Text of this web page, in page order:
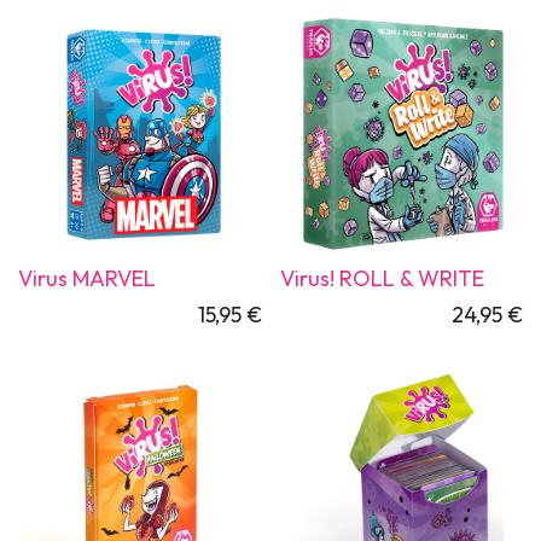
Virus MARVEL
15,95€
Virus! ROLL & WRITE
24,95€